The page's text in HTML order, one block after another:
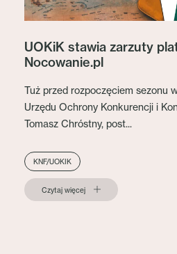
UOKiK stawia zarzuty
Nocowanie.pl
Tuż przed rozpoczęciem sezonu
Urzędu Ochrony Konkurencji i
Tomasz Chróstny, post...
KNF/UOKIK
Czytaj więcej